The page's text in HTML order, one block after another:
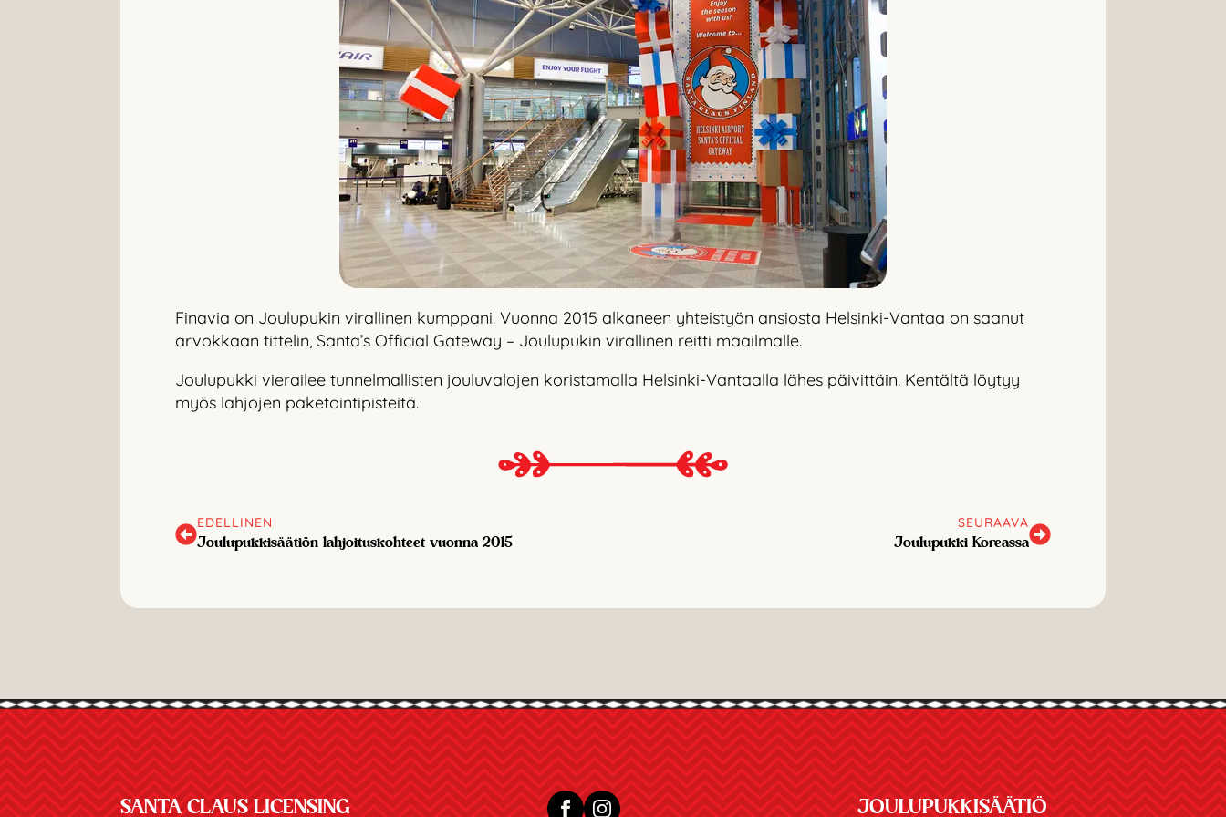
Finavia on Joulupukin virallinen kumppani. Vuonna 2015 alkaneen yhteistyön ansiosta Helsinki-Vantaa on saanut
arvokkaan tittelin, Santa’s Official Gateway – Joulupukin virallinen reitti maailmalle.
Joulupukki vierailee tunnelmallisten jouluvalojen koristamalla Helsinki-Vantaalla lähes päivittäin. Kentältä löytyy
myös lahjojen paketointipisteitä.
EDELLINEN
Joulupukkisäätiön lahjoituskohteet vuonna 2015
SEURAAVA
Joulupukki Koreassa
SANTA CLAUS LICENSING JOULUPUKKISÄÄTIÖ